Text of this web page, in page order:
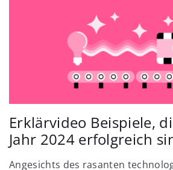
Erklärvideo Beispiele,
Jahr 2024 erfolgreich
Angesichts des rasanten